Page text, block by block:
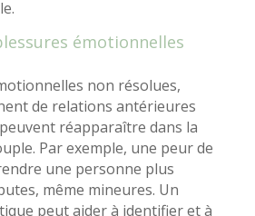
émotionnelles
non résolues,
de relations antérieures
réapparaître dans la
Par exemple, une peur de
une personne plus
même mineures. Un
peut aider à identifier et à